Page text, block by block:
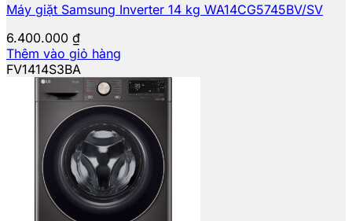
Máy giặt Samsung Inverter 14 kg WA14CG5745BV/SV
6.400.000 ₫
Thêm vào giỏ hàng
FV1414S3BA